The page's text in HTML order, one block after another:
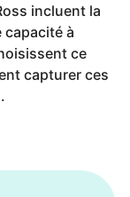
incluent la
à
ce
capturer ces